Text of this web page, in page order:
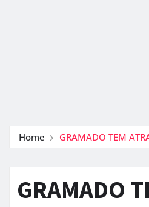
Home GRAMADO TEM
GRAMADO